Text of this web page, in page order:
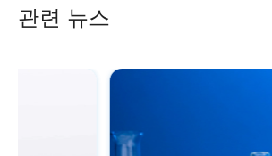
관련 뉴스